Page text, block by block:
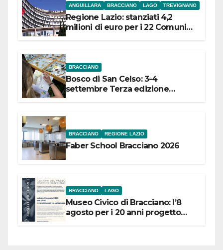
ANGUILLARA BRACCIANO LAGO TREVIGNANO
Regione Lazio: stanziati 4,2
milioni di euro per i 22 Comuni
BRACCIANO
Bosco di San Celso: 3-4
settembre Terza edizione
BRACCIANO REGIONE LAZIO
Faber School Bracciano 2026
BRACCIANO LAGO
Museo Civico di Bracciano: l’8
agosto per i 20 anni progetto